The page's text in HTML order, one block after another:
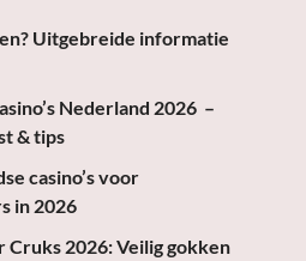
Uitgebreide informatie
Nederland 2026 –
& tips
casino’s voor
in 2026
Cruks 2026: Veilig gokken